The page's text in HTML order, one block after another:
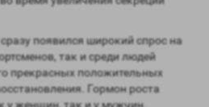
появился широкий спрос на
так и среди людей
прекрасных положительных
Гормон роста